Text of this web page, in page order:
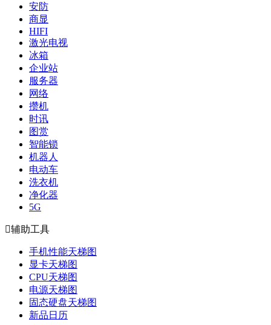
安防
商显
HIFI
激光电视
冰箱
企业站
服务器
网络
攒机
时讯
图赏
智能锁
机器人
电动车
洗衣机
净化器
5G
辅助工具
手机性能天梯图
显卡天梯图
CPU天梯图
电源天梯图
固态硬盘天梯图
新品日历